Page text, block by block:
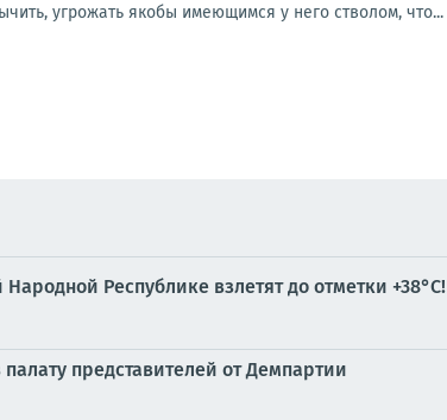
угрожать якобы имеющимся у него стволом, что...
Республике взлетят до отметки +38°C!
представителей от Демпартии